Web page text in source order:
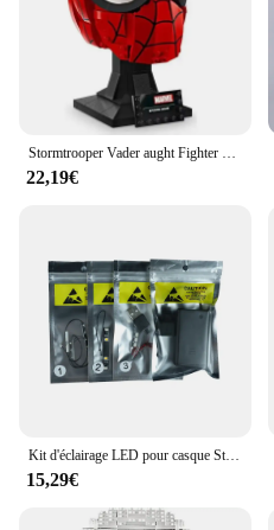
Stormtrooper Vader aught Fighter Pilot importer décennie ks for Kids, Anime Model Toy, Series Collection Bricks, Birthday Gifts
22,19€
Kit d'éclairage LED pour casque Stormtrooper 75276, ensemble de jouets à monter soi-même (blocs de construction non inclus)
15,29€